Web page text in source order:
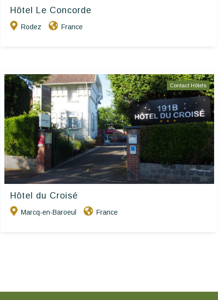
Hôtel Le Concorde
Rodez France
Contact Hôtels
Hôtel du Croisé
Marcq-en-Baroeul France